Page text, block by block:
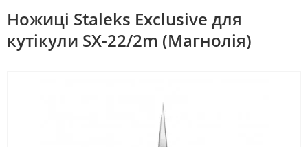
Ножиці Staleks Exclusive для
кутікули SX-22/2m (Магнолія)